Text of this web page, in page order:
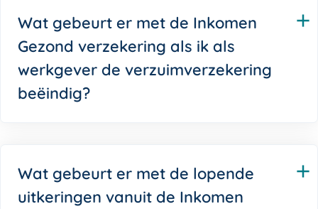
Wat gebeurt er met de Inkomen
Gezond verzekering als ik als
werkgever de verzuimverzekering
beëindig?
Wat gebeurt er met de lopende
uitkeringen vanuit de Inkomen